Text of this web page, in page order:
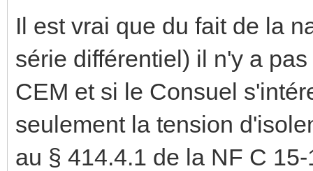
Il est vrai que du fait de la
série différentiel) il n'y a
CEM et si le Consuel
seulement la tension
au § 414.4.1 de la NF C